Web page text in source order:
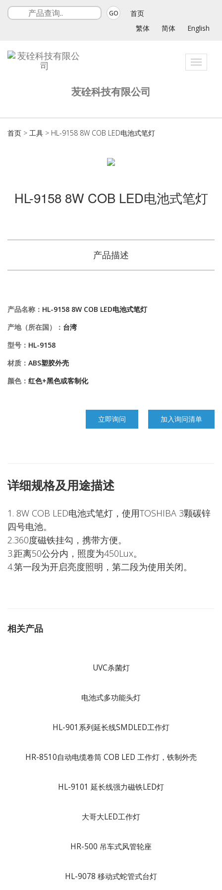
GO
首页
繁体
简体 English
Toggle
苃硂科技有限公司
首页 > 工具 > HL-9158 8W COB LED电池式笔灯
HL-9158 8W COB LED电池式笔灯
产品描述
产品名称： HL-9158 8W COB LED电池式笔灯
产地（所在国）： 台湾
型号： HL-9158
材质： ABS塑胶外壳
颜色： 红色+黑色或客制化
立即询问 加入询问清单
详细规格及用途描述
1. 8W COB LED电池式笔灯，使用TOSHIBA 3颗碳锌
四号电池。
2.360度磁铁挂勾，携带方便。
3.距离50公分内，照度为450Lux。
4.第一段为开启亮度照明，第二段为使用关闭。
相关产品
UVC杀菌灯
电池式多功能头灯
HL-901系列延长线SMDLED工作灯
HR-8510自动电缆卷筒 COB LED 工作灯，铁制外壳
HL-9101 延长线强力磁铁LED灯
大哥大LED工作灯
HR-500 吊车式风管轮座
HL-9078 移动式蛇管式台灯